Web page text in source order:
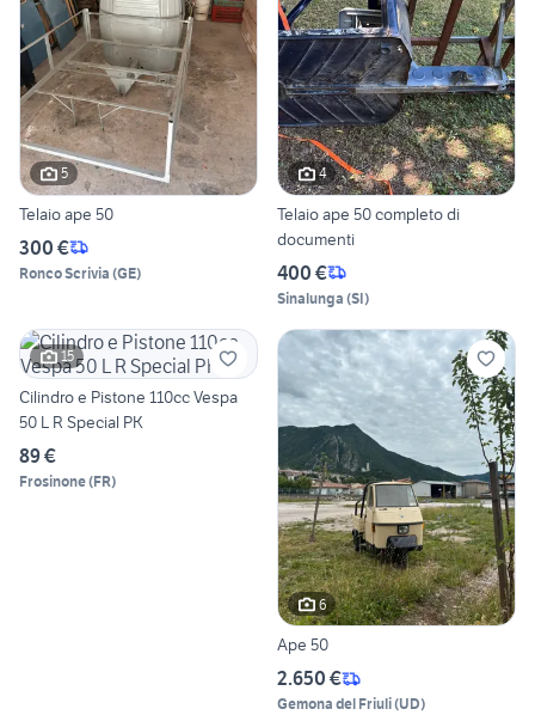
5
Telaio ape 50
300 €
Ronco Scrivia (GE)
4
Telaio ape 50 completo di
documenti
400 €
Sinalunga (SI)
15
Cilindro e Pistone 110cc Vespa
50 L R Special PK
89 €
Frosinone(FR)
6
Ape 50
2.650 €
Gemona del Friuli(UD)